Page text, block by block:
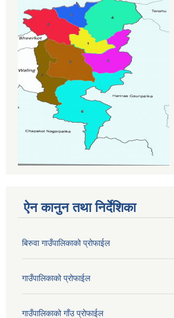
ऐन कानुन तथा निर्देशिका
बिरुवा गाउँपालिकाको प्रोफाईल
गाउँपालिकाको प्रोफाईल
गाउँपालिकाको गाँउ प्रोफाईल